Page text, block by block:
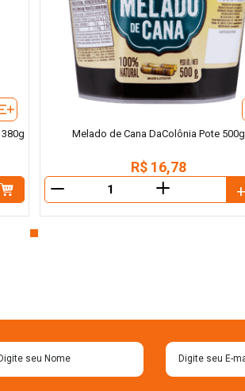
Melado de Cana DaColônia Pote 500g
R$ 16,78
＋